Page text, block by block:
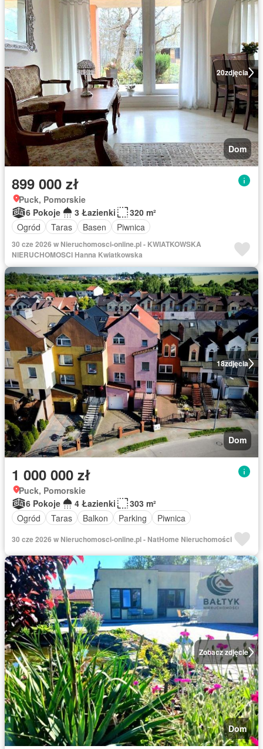
20zdjęcia
Dom
899 000 zł
Puck, Pomorskie
6 Pokoje
3 Łazienki
320 m²
Ogród
Taras Basen Piwnica
30 cze 2026 w Nieruchomosci-online.pl - KWIATKOWSKA
NIERUCHOMOSCI Hanna Kwiatkowska
18zdjęcia
Dom
1 000 000 zł
Puck, Pomorskie
6 Pokoje
4 Łazienki
303 m²
Ogród
Taras Balkon Parking Piwnica
30 cze 2026 w Nieruchomosci-online.pl - NatHome Nieruchomości
Zobacz zdjęcie
Dom